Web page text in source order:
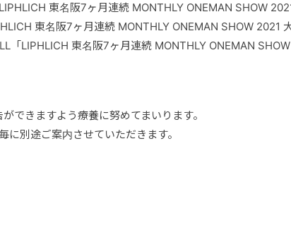
東名阪7ヶ月連続 MONTHLY ONEMAN SHOW
東名阪7ヶ月連続 MONTHLY ONEMAN SHOW 2021
「LIPHLICH 東名阪7ヶ月連続 MONTHLY ONEMAN
できますよう療養に努めてまいります。
別途ご案内させていただきます。